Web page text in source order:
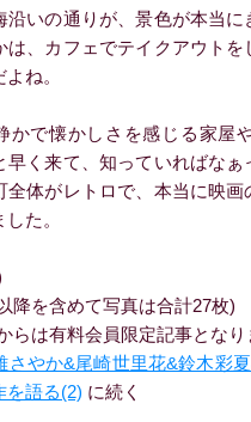
いの通りが、景色が本当に
は、カフェでテイクアウト
ね。
で懐かしさを感じる家屋
早く来て、知っていればな
全体がレトロで、本当に映
た。
降を含めて写真は合計27枚)
らは有料会員限定記事となり
さやか&尾崎世里花&鈴木彩
を語る(2) に続く